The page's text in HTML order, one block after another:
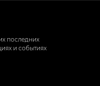
последних
и событиях